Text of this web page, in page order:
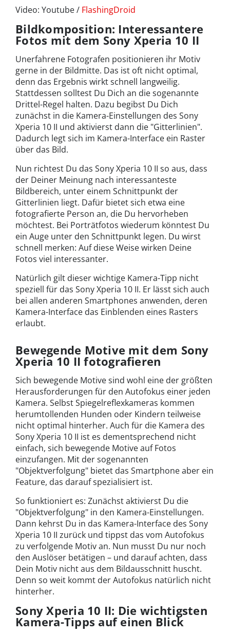
Video: Youtube / FlashingDroid
Bildkomposition: Interessantere
Fotos mit dem Sony Xperia 10 II
Unerfahrene Fotografen positionieren ihr Motiv
gerne in der Bildmitte. Das ist oft nicht optimal,
denn das Ergebnis wirkt schnell langweilig.
Stattdessen solltest Du Dich an die sogenannte
Drittel-Regel halten. Dazu begibst Du Dich
zunächst in die Kamera-Einstellungen des Sony
Xperia 10 II und aktivierst dann die "Gitterlinien".
Dadurch legt sich im Kamera-Interface ein Raster
über das Bild.
Nun richtest Du das Sony Xperia 10 II so aus, dass
der Deiner Meinung nach interessanteste
Bildbereich, unter einem Schnittpunkt der
Gitterlinien liegt. Dafür bietet sich etwa eine
fotografierte Person an, die Du hervorheben
möchtest. Bei Porträtfotos wiederum könntest Du
ein Auge unter den Schnittpunkt legen. Du wirst
schnell merken: Auf diese Weise wirken Deine
Fotos viel interessanter.
Natürlich gilt dieser wichtige Kamera-Tipp nicht
speziell für das Sony Xperia 10 II. Er lässt sich auch
bei allen anderen Smartphones anwenden, deren
Kamera-Interface das Einblenden eines Rasters
erlaubt.
Bewegende Motive mit dem Sony
Xperia 10 II fotografieren
Sich bewegende Motive sind wohl eine der größten
Herausforderungen für den Autofokus einer jeden
Kamera. Selbst Spiegelreflexkameras kommen
herumtollenden Hunden oder Kindern teilweise
nicht optimal hinterher. Auch für die Kamera des
Sony Xperia 10 II ist es dementsprechend nicht
einfach, sich bewegende Motive auf Fotos
einzufangen. Mit der sogenannten
"Objektverfolgung" bietet das Smartphone aber ein
Feature, das darauf spezialisiert ist.
So funktioniert es: Zunächst aktivierst Du die
"Objektverfolgung" in den Kamera-Einstellungen.
Dann kehrst Du in das Kamera-Interface des Sony
Xperia 10 II zurück und tippst das vom Autofokus
zu verfolgende Motiv an. Nun musst Du nur noch
den Auslöser betätigen – und darauf achten, dass
Dein Motiv nicht aus dem Bildausschnitt huscht.
Denn so weit kommt der Autofokus natürlich nicht
hinterher.
Sony Xperia 10 II: Die wichtigsten
Kamera-Tipps auf einen Blick